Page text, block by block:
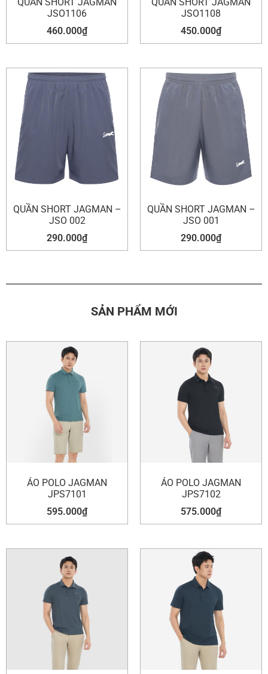
JSO1106
460.000₫
JSO1108
450.000₫
QUẦN SHORT JAGMAN –
JSO 002
290.000₫
QUẦN SHORT JAGMAN –
JSO 001
290.000₫
SẢN PHẨM MỚI
ÁO POLO JAGMAN
JPS7101
595.000₫
ÁO POLO JAGMAN
JPS7102
575.000₫